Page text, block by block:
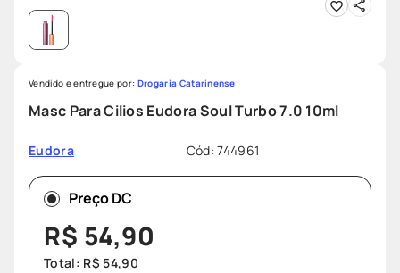
5º
tadalafila
6
lenço umedecido
8 º
protetor solar
10º fralda pampers
Masc Para Cilios Eudora Soul Turbo 7.0 10ml
Eudora Cód:744961
Vendido e entregue por: Drogaria Catarinense
Preço DC
R$ 54,90
Total: R$ 54,90